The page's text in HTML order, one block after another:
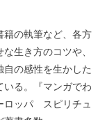
籍の執筆など、各方
生き方のコツや、
自の感性を生かした
いる。『マンガでわ
ロッパ スピリチュ